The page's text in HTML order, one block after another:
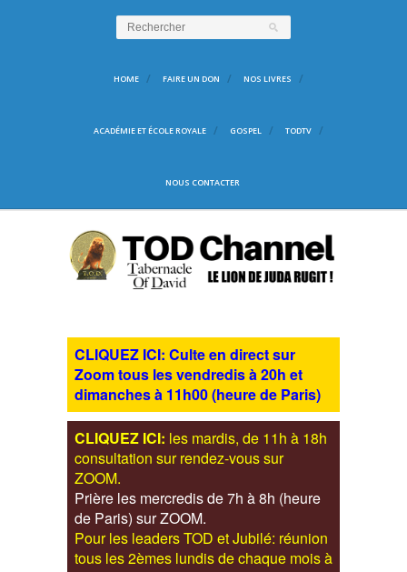
HOME FAIRE UN DON NOS LIVRES
ACADÉMIE ET ÉCOLE ROYALE GOSPEL TODTV
NOUS CONTACTER
CLIQUEZ ICI: Culte en direct sur
Zoom tous les vendredis à 20h et
dimanches à 11h00 (heure de Paris)
CLIQUEZ ICI: les mardis, de 11h à 18h
consultation sur rendez-vous sur
ZOOM.
Prière les mercredis de 7h à 8h (heure
de Paris) sur ZOOM.
Pour les leaders TOD et Jubilé: réunion
tous les 2èmes lundis de chaque mois à